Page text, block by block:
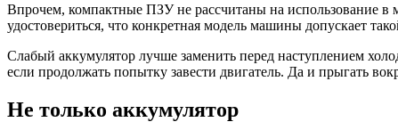
Впрочем, компактные ПЗУ не рассчитаны на использование в
удостовериться, что конкретная модель машины допускает
Слабый аккумулятор лучше заменить перед наступлением
если продолжать попытку завести двигатель. Да и прыгать
Не только аккумулятор